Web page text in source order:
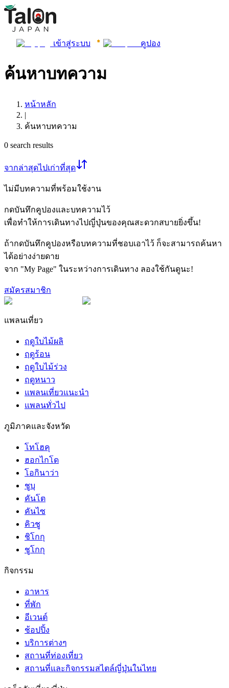
เข้าสู่ระบบ คูปอง
ค้นหาบทความ
หน้าหลัก
|
ค้นหาบทความ
0 search results
จากล่าสุดไปเก่าที่สุด
ไม่มีบทความที่พร้อมใช้งาน
กดบันทึกคูปองและบทความไว้
เพื่อทำให้การเดินทางไปญี่ปุ่นของคุณสะดวกสบายยิ่งขึ้น!
ถ้ากดบันทึกคูปองหรือบทความที่ชอบเอาไว้ ก็จะสามารถค้นหา
ได้อย่างง่ายดาย
จาก "My Page" ในระหว่างการเดินทาง ลองใช้กันดูนะ!
สมัครสมาชิก
แพลนเที่ยว
ฤดูใบไม้ผลิ
ฤดูร้อน
ฤดูใบไม้ร่วง
ฤดูหนาว
แพลนเที่ยวแนะนำ
แพลนทั่วไป
ภูมิภาคและจังหวัด
โทโฮคุ
ฮอกไกโด
โอกินาว่า
ชูบุ
คันโต
คันไซ
คิวชู
ชิโกกุ
ชูโกกุ
กิจกรรม
อาหาร
ที่พัก
อีเวนต์
ช้อปปิ้ง
บริการต่างๆ
สถานที่ท่องเที่ยว
สถานที่และกิจกรรมสไตล์ญี่ปุ่นในไทย